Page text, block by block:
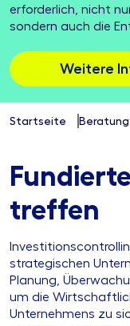
erforderlich, nicht
sondern auch die
Weitere
Startseite Beratung
treffen
strategischen
Planung,
um die
Unternehmens zu